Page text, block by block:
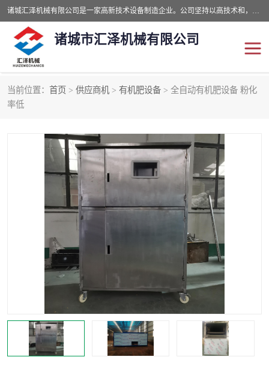
诸城汇泽机械有限公司是一家高新技术设备制造企业。公司坚持以高技术和，高服务于用户，以的环保机械制造设备赢的用户的信赖。现在主要生产死亡畜禽无害化处理和立式和卧式有机肥设备，搅拌机，烘干机，高温发酵机等。污水处理设备，固液分离机。气浮机，化制机等。公司秉承品质，用户至上，科技创新的经营理。
诸城市汇泽机械有限公司
当前位置： 首页 > 供应商机 > 有机肥设备 > 全自动有机肥设备 粉化
率低发酵设备
鸡粪发酵机 有机肥设备
纳米膜好氧发酵堆肥机 粪污烘干酶体机
膜式堆肥机 纳米膜发酵
分子膜堆肥仓
分子膜发酵堆肥设备